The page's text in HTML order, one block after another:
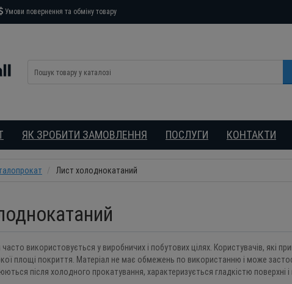
Умови повернення та обміну товару
ЯК ЗРОБИТИ ЗАМОВЛЕННЯ ПОСЛУГИ КОНТАКТИ
Лист холоднокатаний
використовується у виробничих і побутових цілях. Користувачів, які
площі покриття. Матеріал не має обмежень по використанню і може
після холодного прокатування, характеризується гладкістю